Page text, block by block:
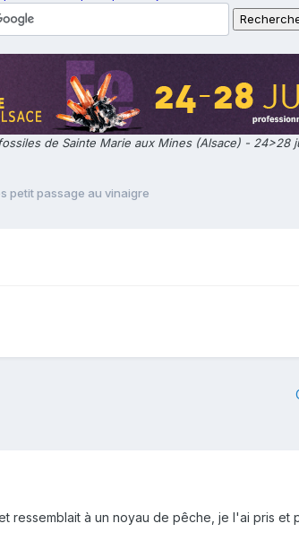
de Sainte Marie aux Mines (Alsace) - 24>28
petit passage au vinaigre
ressemblait à un noyau de pêche, je l'ai pris